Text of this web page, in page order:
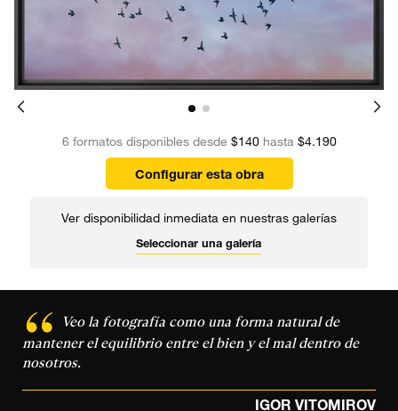
6 formatos disponibles desde $140hasta $4.190
Configurar esta obra
Ver disponibilidad inmediata en nuestras galerías
Seleccionar una galería
Veo la fotografía como una forma natural de
mantener el equilibrio entre el bien y el mal dentro de
nosotros.
IGOR VITOMIROV